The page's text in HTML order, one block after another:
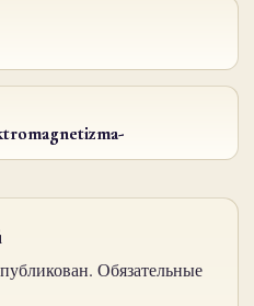
Обязательные